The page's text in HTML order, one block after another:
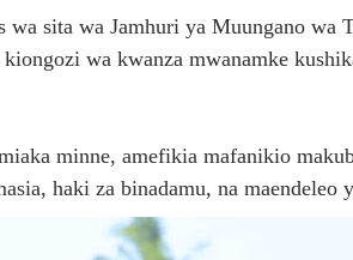
MSAADA MKUBWA KATIKA
wa sita wa Jamhuri ya Muungano wa
wa kwanza mwanamke
minne, amefikia mafanikio
haki za binadamu, na maendeleo